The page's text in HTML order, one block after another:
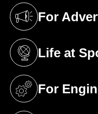
For
(opens in a
Life at
(opens in a
For
(opens in a